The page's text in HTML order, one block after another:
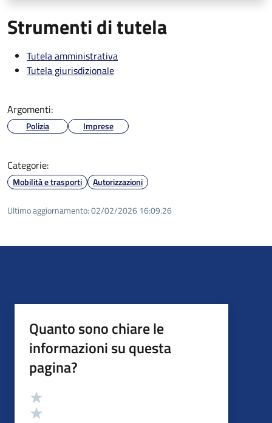
Strumenti di tutela
Tutela amministrativa
Tutela giurisdizionale
Argomenti:
Polizia Imprese
Categorie:
Mobilità e trasporti Autorizzazioni
Ultimo aggiornamento:02/02/2026 16:09.26
Quanto sono chiare le
informazioni su questa
pagina?
Valutazione